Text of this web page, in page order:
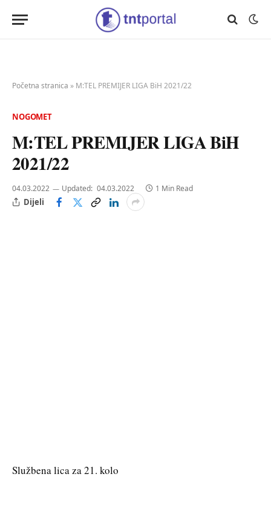
Početna stranica » M:TEL PREMIJER LIGA BiH 2021/22
NOGOMET
M:TEL PREMIJER LIGA BiH
2021/22
04.03.2022 Updated: 04.03.2022 1 Min Read
Dijeli
Službena lica za 21. kolo